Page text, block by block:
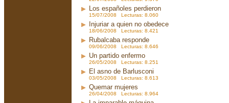
Los españoles perdieron
15/07/2008 Lecturas: 8.060
Injuriar a quien no obedece
18/06/2008 Lecturas: 8.421
Rubalcaba responde
09/06/2008 Lecturas: 8.646
Un partido enfermo
26/05/2008 Lecturas: 8.251
El asno de Barlusconi
03/05/2008 Lecturas: 8.613
Quemar mujeres
26/04/2008 Lecturas: 8.964